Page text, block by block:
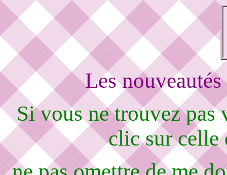
Les
Si vous ne trouvez pas
clic sur celle